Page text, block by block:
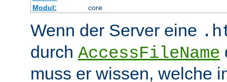
Modul:
core
Wenn der Server eine
durch AccessFileName
muss er wissen, welche